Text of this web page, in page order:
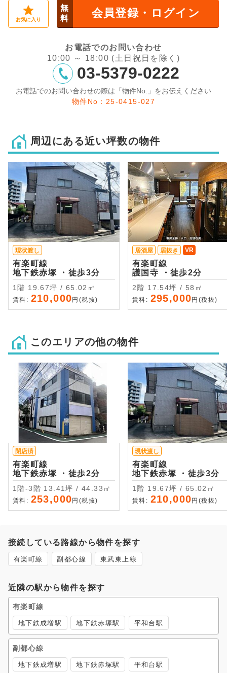
お気に入り
無
料
会員登録・ログイン
お電話でのお問い合わせ
10:00 ～ 18:00 (土日祝日を除く)
03-5379-0222
お電話でのお問い合わせの際は「物件No.」をお伝えください
物件No：25-0415-027
周辺にある近い坪数の物件
現状渡し
有楽町線
地下鉄赤塚 ・徒歩3分
1階 19.67坪 / 65.02㎡
賃料: 210,000 円(税抜)
居酒屋 居抜き VR
有楽町線
護国寺 ・徒歩2分
2階 17.54坪 / 58㎡
賃料: 295,000 円(税抜)
このエリアの他の物件
閉店済
有楽町線
地下鉄赤塚 ・徒歩2分
1階-3階 13.41坪 / 44.33㎡
賃料: 253,000 円(税抜)
現状渡し
有楽町線
地下鉄赤塚 ・徒歩3分
1階 19.67坪 / 65.02㎡
賃料: 210,000 円(税抜)
接続している路線から物件を探す
有楽町線 副都心線 東武東上線
近隣の駅から物件を探す
有楽町線
地下鉄成増駅 地下鉄赤塚駅 平和台駅
副都心線
地下鉄成増駅 地下鉄赤塚駅 平和台駅